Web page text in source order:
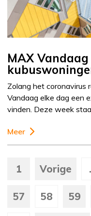
MAX
Zolang het coronavirus
Vandaag elke dag een
vinden. Deze week
Meer
1 Vorige
57 58 59